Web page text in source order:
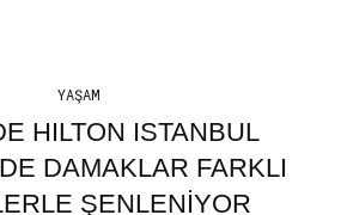
YAŞAM
HILTON ISTANBUL
DAMAKLAR FARKLI
ŞENLENİYOR